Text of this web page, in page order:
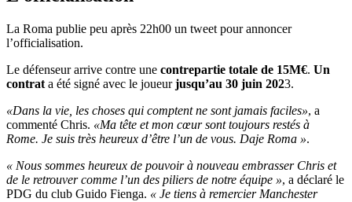
La Roma publie peu après 22h00 un tweet pour annoncer
l’officialisation.
Le défenseur arrive contre une contrepartie totale de 15M€. Un
contrat a été signé avec le joueurjusqu’au 30 juin 2023.
«Dans la vie, les choses qui comptent ne sont jamais faciles», a
commenté Chris. «Ma tête et mon cœur sont toujours restés à
Rome. Je suis très heureux d’être l’un de vous. Daje Roma ».
« Nous sommes heureux de pouvoir à nouveau embrasser Chris et
de le retrouver comme l’un des piliers de notre équipe », a déclaré le
PDG du club Guido Fienga. « Je tiens à remercier Manchester